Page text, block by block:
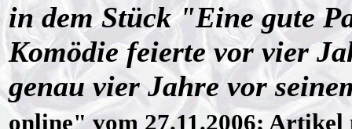
in dem Stück "Eine gute
Komödie feierte vor vier
genau vier Jahre vor
online" vom 27.11.2006;